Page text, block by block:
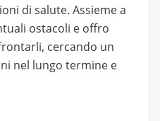
di salute. Assieme a
ostacoli e offro
cercando un
nel lungo termine e